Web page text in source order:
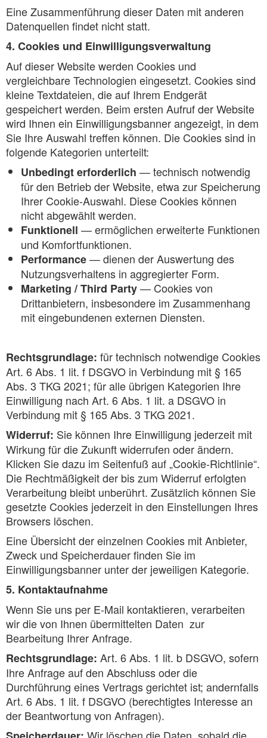
Eine Zusammenführung dieser Daten mit anderen
Datenquellen findet nicht statt.
4. Cookies und Einwilligungsverwaltung
Auf dieser Website werden Cookies und
vergleichbare Technologien eingesetzt. Cookies sind
kleine Textdateien, die auf Ihrem Endgerät
gespeichert werden. Beim ersten Aufruf der Website
wird Ihnen ein Einwilligungsbanner angezeigt, in dem
Sie Ihre Auswahl treffen können. Die Cookies sind in
folgende Kategorien unterteilt:
Unbedingt erforderlich — technisch notwendig
für den Betrieb der Website, etwa zur Speicherung
Ihrer Cookie-Auswahl. Diese Cookies können
nicht abgewählt werden.
Funktionell — ermöglichen erweiterte Funktionen
und Komfortfunktionen.
Performance— dienen der Auswertung des
Nutzungsverhaltens in aggregierter Form.
Marketing / Third Party— Cookies von
Drittanbietern, insbesondere im Zusammenhang
mit eingebundenen externen Diensten.
Rechtsgrundlage: für technisch notwendige Cookies
Art. 6 Abs. 1 lit. f DSGVO in Verbindung mit § 165
Abs. 3 TKG 2021; für alle übrigen Kategorien Ihre
Einwilligung nach Art. 6 Abs. 1 lit. a DSGVO in
Verbindung mit § 165 Abs. 3 TKG 2021.
Widerruf: Sie können Ihre Einwilligung jederzeit mit
Wirkung für die Zukunft widerrufen oder ändern.
Klicken Sie dazu im Seitenfuß auf „Cookie-Richtlinie“.
Die Rechtmäßigkeit der bis zum Widerruf erfolgten
Verarbeitung bleibt unberührt. Zusätzlich können Sie
gesetzte Cookies jederzeit in den Einstellungen Ihres
Browsers löschen.
Eine Übersicht der einzelnen Cookies mit Anbieter,
Zweck und Speicherdauer finden Sie im
Einwilligungsbanner unter der jeweiligen Kategorie.
5. Kontaktaufnahme
Wenn Sie uns per E-Mail kontaktieren, verarbeiten
wir die von Ihnen übermittelten Daten zur
Bearbeitung Ihrer Anfrage.
Rechtsgrundlage: Art. 6 Abs. 1 lit. b DSGVO, sofern
Ihre Anfrage auf den Abschluss oder die
Durchführung eines Vertrags gerichtet ist; andernfalls
Art. 6 Abs. 1 lit. f DSGVO (berechtigtes Interesse an
der Beantwortung von Anfragen).